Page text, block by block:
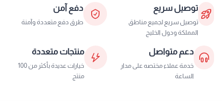
توصيل سريع
توصيل سريع لجميع مناطق
المملكة ودول الخليج
دفع آمن
طرق دفع متعددة وآمنة
دعم متواصل
خدمة عملاء مختصه على مدار
الساعة
منتجات متعددة
خيارات عديدة بأكثر من 100
منتج